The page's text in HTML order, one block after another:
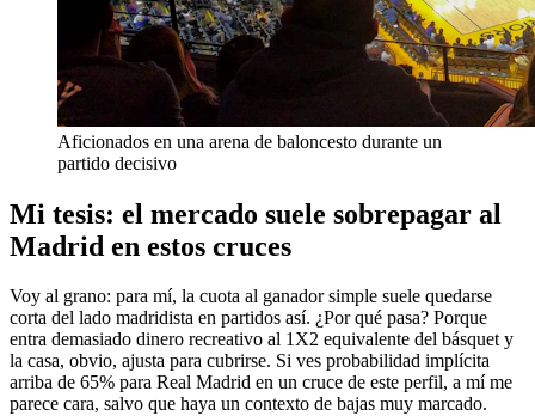
Aficionados en una arena de baloncesto durante un
partido decisivo
Mi tesis: el mercado suele sobrepagar al
Madrid en estos cruces
Voy al grano: para mí, la cuota al ganador simple suele quedarse
corta del lado madridista en partidos así. ¿Por qué pasa? Porque
entra demasiado dinero recreativo al 1X2 equivalente del básquet y
la casa, obvio, ajusta para cubrirse. Si ves probabilidad implícita
arriba de 65% para Real Madrid en un cruce de este perfil, a mí me
parece cara, salvo que haya un contexto de bajas muy marcado.